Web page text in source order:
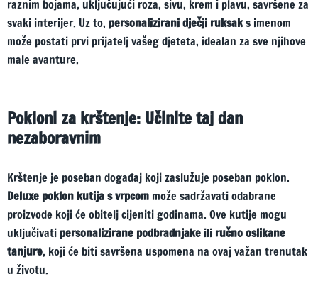
raznim bojama, uključujući roza, sivu, krem i plavu, savršene za
svaki interijer. Uz to, personalizirani dječji ruksaks imenom
može postati prvi prijatelj vašeg djeteta, idealan za sve njihove
male avanture.
Pokloni za krštenje: Učinite taj dan
nezaboravnim
Krštenje je poseban događaj koji zaslužuje poseban poklon.
Deluxe poklon kutija s vrpcom može sadržavati odabrane
proizvode koji će obitelj cijeniti godinama. Ove kutije mogu
uključivati personalizirane podbradnjake ili ručno oslikane
tanjure, koji će biti savršena uspomena na ovaj važan trenutak
u životu.